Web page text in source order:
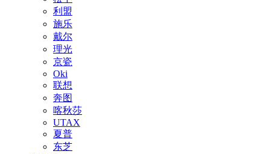
利盟
施乐
戴尔
理光
京瓷
Oki
联想
奔图
喀秋莎
UTAX
夏普
东芝